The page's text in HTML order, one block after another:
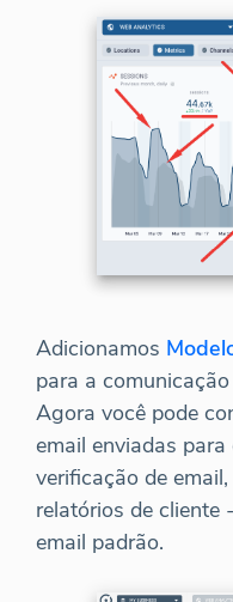
Adicionamos
para a
Agora você pode
email enviadas
verificação de
relatórios de cliente
email padrão.